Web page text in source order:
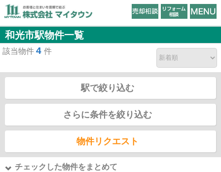
和光市駅物件一覧
該当物件 4 件
駅で絞り込む
さらに条件を絞り込む
物件リクエスト
チェックした物件をまとめて